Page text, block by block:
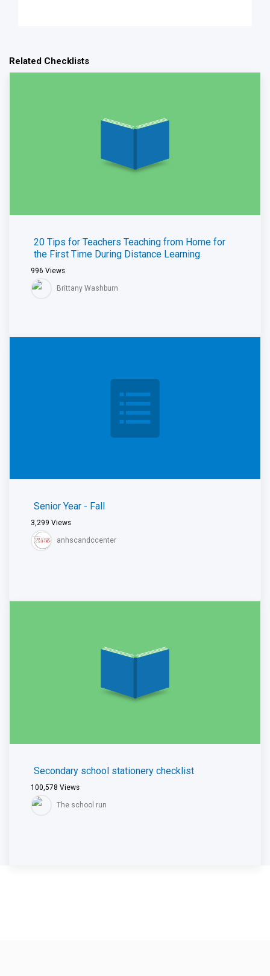
Related Checklists
20 Tips for Teachers Teaching from Home for
the First Time During Distance Learning
996 Views
Brittany Washburn
Senior Year - Fall
3,299 Views
anhscandccenter
Secondary school stationery checklist
100,578 Views
The school run